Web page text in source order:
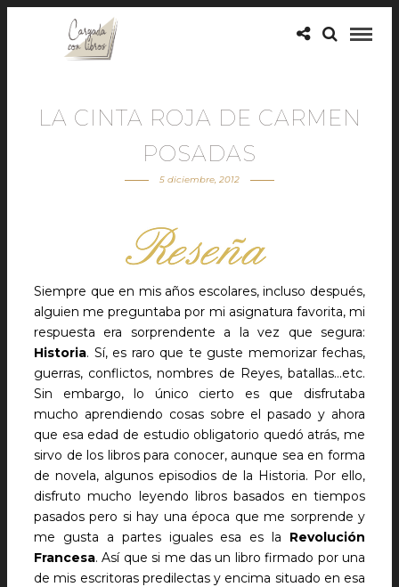
LA CINTA ROJA DE CARMEN
POSADAS
5 diciembre, 2012
Siempre que en mis años escolares, incluso después,
alguien me preguntaba por mi asignatura favorita, mi
respuesta era sorprendente a la vez que segura:
Historia. Sí, es raro que te guste memorizar fechas,
guerras, conflictos, nombres de Reyes, batallas…etc.
Sin embargo, lo único cierto es que disfrutaba
mucho aprendiendo cosas sobre el pasado y ahora
que esa edad de estudio obligatorio quedó atrás, me
sirvo de los libros para conocer, aunque sea en forma
de novela, algunos episodios de la Historia. Por ello,
disfruto mucho leyendo libros basados en tiempos
pasados pero si hay una época que me sorprende y
me gusta a partes iguales esa es la Revolución
Francesa. Así que si me das un libro firmado por una
de mis escritoras predilectas y encima situado en esa